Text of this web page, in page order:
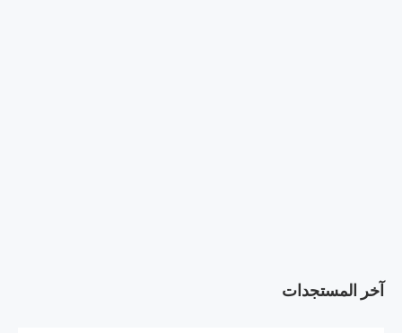
آخر المستجدات